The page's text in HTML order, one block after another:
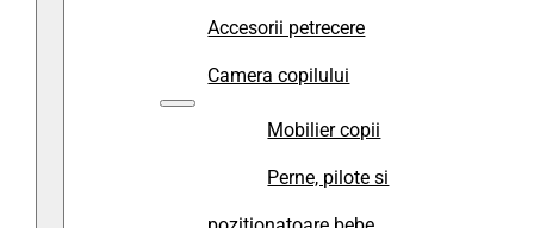
Accesorii petrecere
Camera copilului
Mobilier copii
Perne, pilote si